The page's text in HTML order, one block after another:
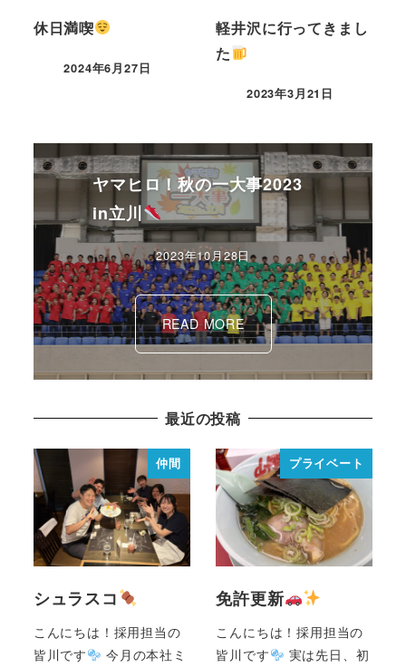
休日満喫
2024年6月27日
軽井沢に行ってきまし
た
2023年3月21日
ヤマヒロ！秋の一大事2023
in立川
2023年10月28日
READ MORE
最近の投稿
仲間
シュラスコ
こんにちは！採用担当の
皆川です
今月の本社ミ
プライベート
免許更新
こんにちは！採用担当の
皆川です
実は先日、初